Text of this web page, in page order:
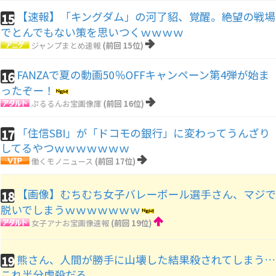
15
【速報】「キングダム」の河了貂、覚醒。絶望の戦場
でとんでもない策を思いつくｗｗｗｗ
ジャンプまとめ速報 (前回 15位)
16 FANZAで夏の動画50％OFFキャンペーン第4弾が始ま
ったぞー！
ぷるるんお宝画像庫 (前回 16位)
17 「住信SBI」が「ドコモの銀行」に変わってうんざり
してるやつｗｗｗｗｗｗｗ
働くモノニュース (前回 17位)
18
【画像】むちむち女子バレーボール選手さん、マジで
脱いでしまうｗｗｗｗｗｗｗ
女子アナお宝画像速報 (前回 19位)
19 熊さん、人間が勝手に山壊した結果殺されてしまう…